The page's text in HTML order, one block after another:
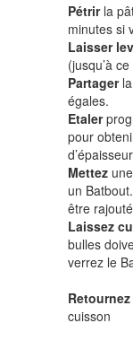
Pétrirla
minutes si
Laisser
(jusqu’à
Partagerla
égales.
Etaler
pour
Mettez
un
être
Laissez
bulles
verrez le
Retournez
cuisson